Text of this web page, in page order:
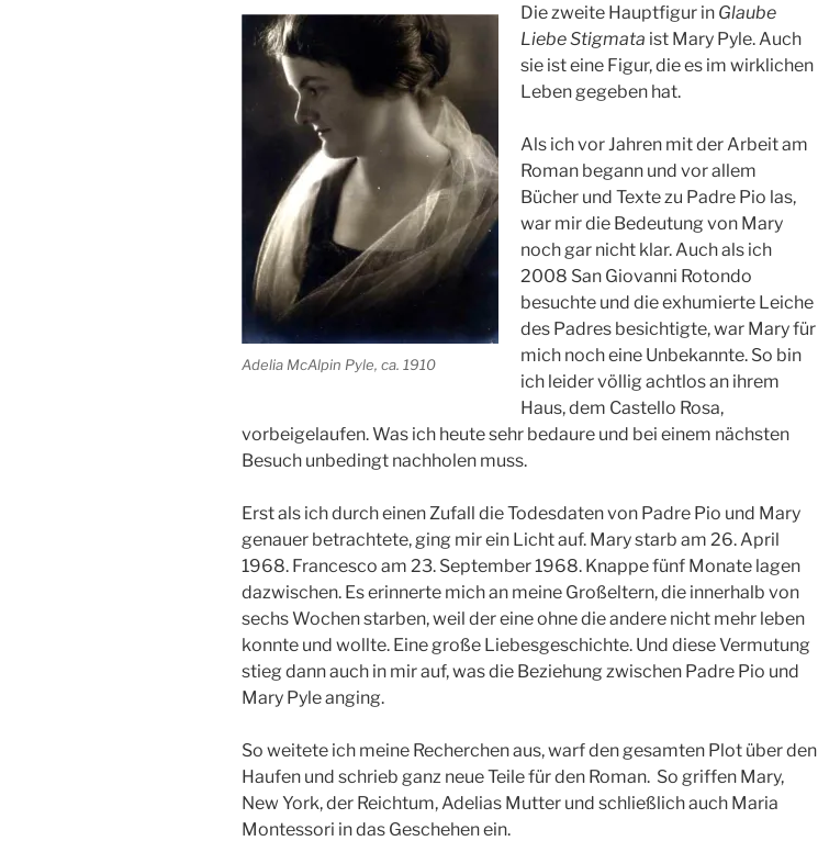
Adelia McAlpin Pyle, ca. 1910
Die zweite Hauptfigur in Glaube
Liebe Stigmata ist Mary Pyle. Auch
sie ist eine Figur, die es im wirklichen
Leben gegeben hat.
Als ich vor Jahren mit der Arbeit am
Roman begann und vor allem
Bücher und Texte zu Padre Pio las,
war mir die Bedeutung von Mary
noch gar nicht klar. Auch als ich
2008 San Giovanni Rotondo
besuchte und die exhumierte Leiche
des Padres besichtigte, war Mary für
mich noch eine Unbekannte. So bin
ich leider völlig achtlos an ihrem
Haus, dem Castello Rosa,
vorbeigelaufen. Was ich heute sehr bedaure und bei einem nächsten
Besuch unbedingt nachholen muss.
Erst als ich durch einen Zufall die Todesdaten von Padre Pio und Mary
genauer betrachtete, ging mir ein Licht auf. Mary starb am 26. April
1968. Francesco am 23. September 1968. Knappe fünf Monate lagen
dazwischen. Es erinnerte mich an meine Großeltern, die innerhalb von
sechs Wochen starben, weil der eine ohne die andere nicht mehr leben
konnte und wollte. Eine große Liebesgeschichte. Und diese Vermutung
stieg dann auch in mir auf, was die Beziehung zwischen Padre Pio und
Mary Pyle anging.
So weitete ich meine Recherchen aus, warf den gesamten Plot über den
Haufen und schrieb ganz neue Teile für den Roman. So griffen Mary,
New York, der Reichtum, Adelias Mutter und schließlich auch Maria
Montessori in das Geschehen ein.